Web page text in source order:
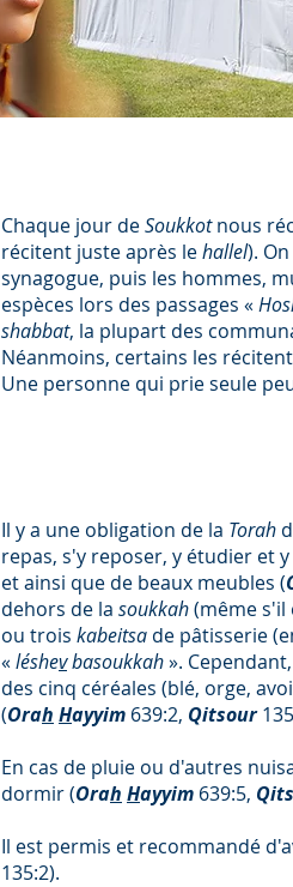
Chaque jour deSoukkotnous
récitent juste après lehallel).
synagogue, puis les hommes,
espèces lors des passages «
shabbat, la plupart des
Néanmoins, certains les
Une personne qui prie seule
Il y a une obligation de la Torah
repas, s'y reposer, y étudier et
et ainsi que de beaux meubles (
dehors de la soukkah(même s'il
ou trois kabeitsa de pâtisserie
«léshevbasoukkah».
des cinq céréales (blé, orge,
(Orah Hayyim 639:2, Qitsour
En cas de pluie ou d'autres
dormir (Orah Hayyim 639:5,
Il est permis et recommandé
135:2).